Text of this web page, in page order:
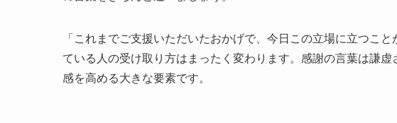
「これまでご支援いただいたおかげで、今日この立場に立つこ
ている人の受け取り方はまったく変わります。感謝の言葉は謙
感を高める大きな要素です。